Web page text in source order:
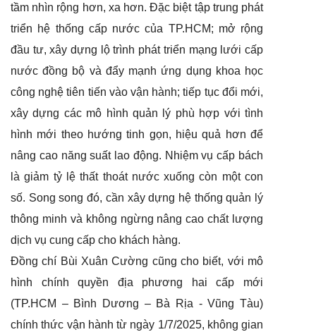
tầm nhìn rộng hơn, xa hơn. Đặc biệt tập trung phát
triển hệ thống cấp nước của TP.HCM; mở rộng
đầu tư, xây dựng lộ trình phát triển mạng lưới cấp
nước đồng bộ và đẩy mạnh ứng dụng khoa học
công nghệ tiên tiến vào vận hành;tiếp tục đổi mới,
xây dựng các mô hình quản lý phù hợp với tình
hình mới theo hướng tinh gọn, hiệu quả hơn để
nâng cao năng suất lao động. Nhiệm vụ cấp bách
là giảm tỷ lệ thất thoát nước xuống còn một con
số. Song song đó, cần xây dựng hệ thống quản lý
thông minh và không ngừng nâng cao chất lượng
dịch vụ cung cấp cho khách hàng.
Đồng chí Bùi XuânCường cũng cho biết, với mô
hình chính quyền địa phương hai cấp mới
(TP.HCM – Bình Dương – Bà Rịa - Vũng Tàu)
chính thức vận hành từ ngày 1/7/2025, không gian